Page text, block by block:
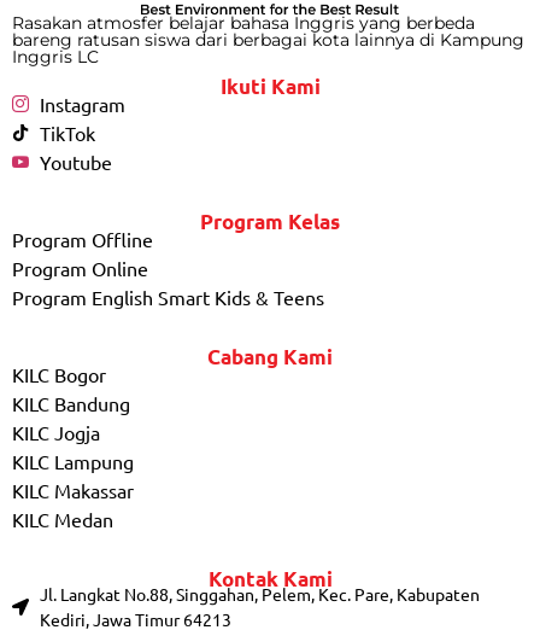
Rasakan atmosfer belajar bahasa Inggris yang berbeda
bareng ratusan siswa dari berbagai kota lainnya di Kampung
Inggris LC
Ikuti Kami
Instagram
TikTok
Youtube
Program Kelas
Program Offline
Program Online
Program English Smart Kids & Teens
Cabang Kami
KILC Bogor
KILC Bandung
KILC Jogja
KILC Lampung
KILC Makassar
KILC Medan
Kontak Kami
Jl. Langkat No.88, Singgahan, Pelem, Kec. Pare, Kabupaten
Kediri, Jawa Timur 64213